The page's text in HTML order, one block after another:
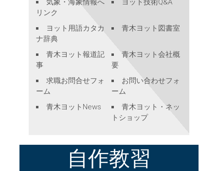
自作教習
気象・海象情報へ
リンク
ヨット技術Q&A
ヨット用語カタカ
ナ辞典
青木ヨット図書室
青木ヨット報道記
事
青木ヨット会社概
要
求職お問合せフォ
ーム
お問い合わせフォ
ーム
青木ヨットNews
青木ヨット・ネッ
トショップ